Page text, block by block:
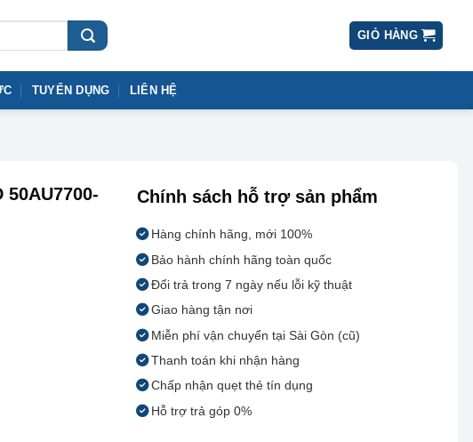
GIỎ HÀNG
TUYỂN DỤNG LIÊN HỆ
Chính sách hỗ trợ sản phẩm
Hàng chính hãng, mới 100%
Bảo hành chính hãng toàn quốc
Đổi trả trong 7 ngày nếu lỗi kỹ thuật
Giao hàng tận nơi
Miễn phí vận chuyển tại Sài Gòn (cũ)
Thanh toán khi nhận hàng
Chấp nhận quẹt thẻ tín dụng
Hỗ trợ trả góp 0%